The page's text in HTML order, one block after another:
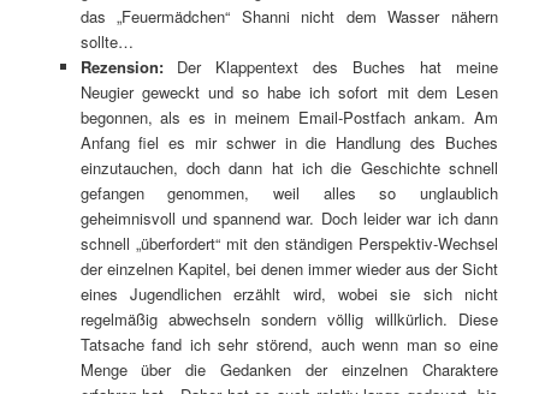
das „Feuermädchen“ Shanni nicht dem Wasser nähern
sollte…
Rezension: Der Klappentext des Buches hat meine
Neugier geweckt und so habe ich sofort mit dem Lesen
begonnen, als es in meinem Email-Postfach ankam. Am
Anfang fiel es mir schwer in die Handlung des Buches
einzutauchen, doch dann hat ich die Geschichte schnell
gefangen genommen, weil alles so unglaublich
geheimnisvoll und spannend war. Doch leider war ich dann
schnell „überfordert“ mit den ständigen Perspektiv-Wechsel
der einzelnen Kapitel, bei denen immer wieder aus der Sicht
eines Jugendlichen erzählt wird, wobei sie sich nicht
regelmäßig abwechseln sondern völlig willkürlich. Diese
Tatsache fand ich sehr störend, auch wenn man so eine
Menge über die Gedanken der einzelnen Charaktere